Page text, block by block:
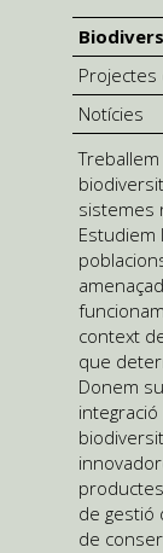
Projectes
Notícies
sistemes
Estudiem
context
que
Donem
integració
de gestió
de